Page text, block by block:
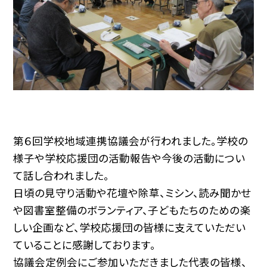
第６回学校地域連携協議会が行われました。学校の
様子や学校応援団の活動報告や今後の活動につい
て話し合われました。
日頃の見守り活動や花壇や除草、ミシン、読み聞かせ
や図書室整備のボランティア、子どもたちのための楽
しい企画など、学校応援団の皆様に支えていただい
ていることに感謝しております。
協議会定例会にご参加いただきました代表の皆様、